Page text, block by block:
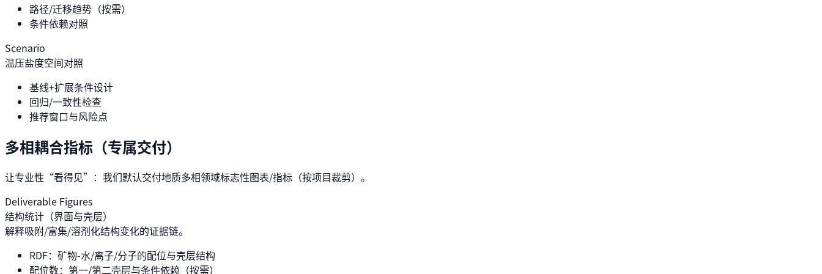
路径/迁移趋势（按需）
条件依赖对照
Scenario
温压盐度空间对照
基线+扩展条件设计
回归/一致性检查
推荐窗口与风险点
多相耦合指标（专属交付）
让专业性“看得见”：我们默认交付地质多相领域标志性图表/指标（按项目裁剪）。
Deliverable Figures
结构统计（界面与壳层）
解释吸附/富集/溶剂化结构变化的证据链。
RDF：矿物-水/离子/分子的配位与壳层结构
配位数：第一/第二壳层与条件依赖（按需）